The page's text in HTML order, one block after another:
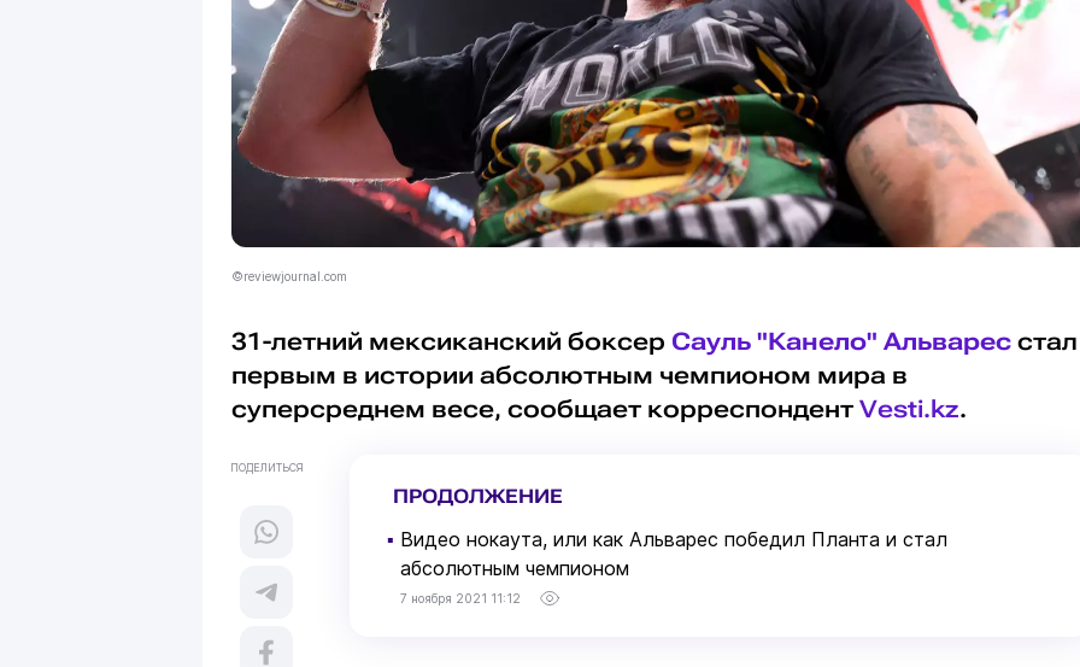
©reviewjournal.com
31-летний мексиканский боксер Сауль "Канело" Альварес стал
первым в истории абсолютным чемпионом мира в
суперсреднем весе, сообщает корреспондент Vesti.kz.
ПОДЕЛИТЬСЯ
ПРОДОЛЖЕНИЕ
▪ Видео нокаута, или как Альварес победил Планта и стал
абсолютным чемпионом
7 ноября 2021 11:12